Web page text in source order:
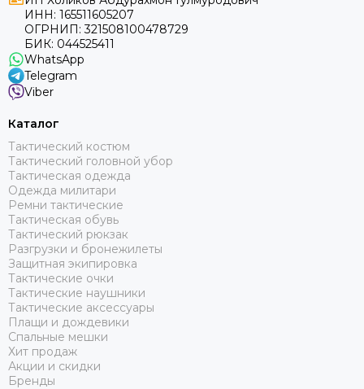
ИНН: 165511605207
ОГРНИП: 321508100478729
БИК: 044525411
WhatsApp
Telegram
Viber
Каталог
Тактический костюм
Тактический головной убор
Тактическая одежда
Одежда милитари
Ремни тактические
Тактическая обувь
Тактический рюкзак
Разгрузки и бронежилеты
Защитная экипировка
Тактические очки
Тактические наушники
Тактические аксессуары
Плащи и дождевики
Спальные мешки
Хит продаж
Акции и скидки
Бренды